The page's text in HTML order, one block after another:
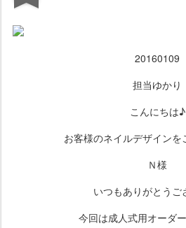
20160109
担当ゆかり
こんにちは♪
お客様のネイルデザイン
Ｎ様
いつもありがとうご
今回は成人式用オーダ